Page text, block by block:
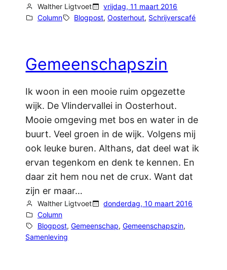
Walther Ligtvoet
vrijdag, 11 maart 2016
Column
Blogpost, Oosterhout, Schrijverscafé
Gemeenschapszin
Ik woon in een mooie ruim opgezette
wijk. De Vlindervallei in Oosterhout.
Mooie omgeving met bos en water in de
buurt. Veel groen in de wijk. Volgens mij
ook leuke buren. Althans, dat deel wat ik
ervan tegenkom en denk te kennen. En
daar zit hem nou net de crux. Want dat
zijn er maar…
Walther Ligtvoet
donderdag, 10 maart 2016
Column
Blogpost, Gemeenschap, Gemeenschapszin,
Samenleving